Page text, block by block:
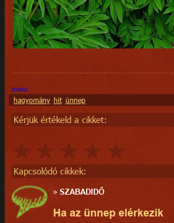
Megosztás
hagyomány hit ünnep
Kérjük értékeld a cikket:
Kapcsolódó cikkek:
»SZABADIDŐ
Ha az ünnep elérkezik